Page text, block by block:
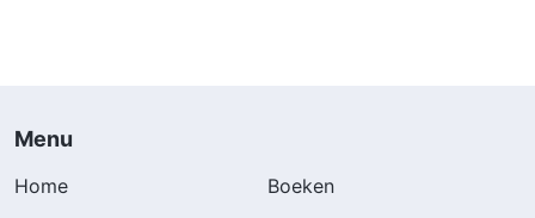
Menu
Home
Boeken